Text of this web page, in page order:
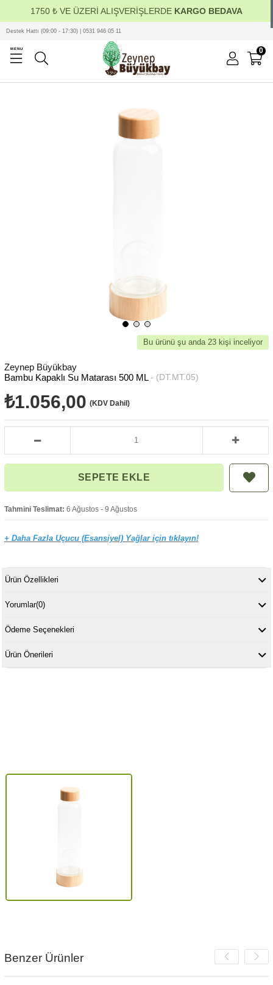
1750 ₺ VE ÜZERİ ALIŞVERİŞLERDE KARGO BEDAVA
MENU
Destek Hattı (09:00 - 17:30) | 0531 946 05 11
0
Bu ürünü şu anda 23 kişi inceliyor
Zeynep Büyükbay
Bambu Kapaklı Su Matarası 500 ML
(DT.MT.05)
₺1.056,00 (KDV Dahil)
Tahmini Teslimat: 6 Ağustos - 9 Ağustos
+ Daha Fazla Uçucu (Esansiyel) Yağlar için tıklayın!
Ürün Özellikleri
Yorumlar(0)
Ödeme Seçenekleri
Ürün Önerileri
Benzer Ürünler